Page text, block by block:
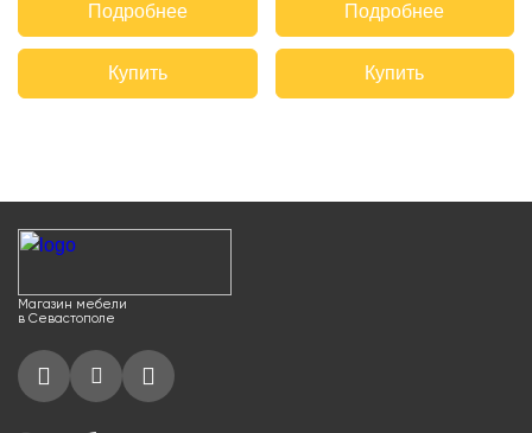
Подробнее
Купить
Подробнее
Купить
Магазин мебели
в Севастополе